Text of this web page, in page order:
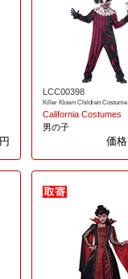
円
LCC00398
Killer Klown Children Costume
California Costumes
男の子
価格